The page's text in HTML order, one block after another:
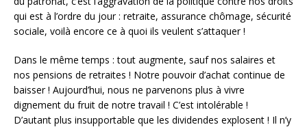
qui est à l’ordre du jour : retraite, assurance chômage, sécurité
sociale, voilà encore ce à quoi ils veulent s’attaquer !
Dans le même temps : tout augmente, sauf nos salaires et
nos pensions de retraites ! Notre pouvoir d’achat continue de
baisser ! Aujourd’hui, nous ne parvenons plus à vivre
dignement du fruit de notre travail ! C’est intolérable !
D’autant plus insupportable que les dividendes explosent ! Il n’y